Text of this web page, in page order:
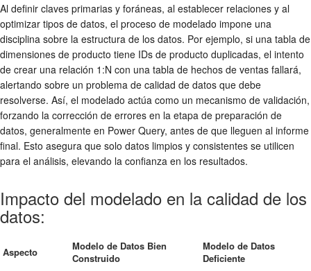
Al definir claves primarias y foráneas, al establecer relaciones y al
optimizar tipos de datos, el proceso de modelado impone una
disciplina sobre la estructura de los datos. Por ejemplo, si una tabla de
dimensiones de producto tiene IDs de producto duplicadas, el intento
de crear una relación 1:N con una tabla de hechos de ventas fallará,
alertando sobre un problema de calidad de datos que debe
resolverse. Así, el modelado actúa como un mecanismo de validación,
forzando la corrección de errores en la etapa de preparación de
datos, generalmente en Power Query, antes de que lleguen al informe
final. Esto asegura que solo datos limpios y consistentes se utilicen
para el análisis, elevando la confianza en los resultados.
Impacto del modelado en la calidad de los
datos:
Aspecto
Modelo de Datos Bien
Construido
Modelo de Datos
Deficiente